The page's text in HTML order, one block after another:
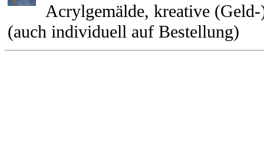
Acrylgemälde, kreative
(auch individuell auf Bestellung)